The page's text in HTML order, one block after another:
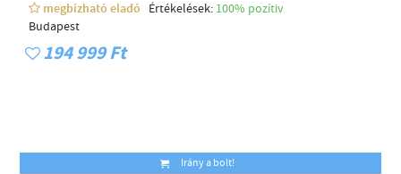
megbízható eladó
Értékelések: 100% pozítiv
Budapest
194 999 Ft
Irány a bolt!